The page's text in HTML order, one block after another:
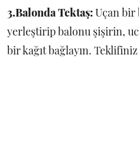
3.Balonda Tektaş:Uçan bir
yerleştirip balonu şişirin,
bir kağıt bağlayın. Teklifiniz